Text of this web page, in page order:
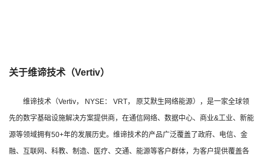
关于维谛技术（Vertiv）
维谛技术（Vertiv， NYSE： VRT， 原艾默生网络能源），是一家全球领
先的数字基础设施解决方案提供商，在通信网络、数据中心、商业&工业、新能
源等领域拥有50+年的发展历史。维谛技术的产品广泛覆盖了政府、电信、金
融、互联网、科教、制造、医疗、交通、能源等客户群体，为客户提供覆盖各